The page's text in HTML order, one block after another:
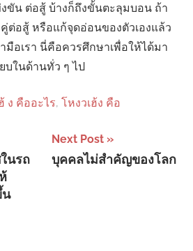
ขัน ต่อสู้ บ้างก็ถึงขั้นตะลุมบอน ถ้า
ต่อสู้ หรือแก้จุดอ่อนของตัวเองแล้ว
อเรา นี่คือควรศึกษาเพื่อให้ได้มา
บในด้านทั่ว ๆ ไป
ง คืออะไร, โหงวเฮ้ง คือ
นรถ
Next Post
บุคคลไม่สำคัญของโลก